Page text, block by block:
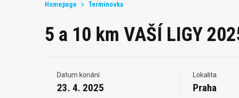
Homepage Termínovka
5 a 10 km VAŠÍ LIGY
Datum konání
23. 4. 2025
Lokalita
Praha